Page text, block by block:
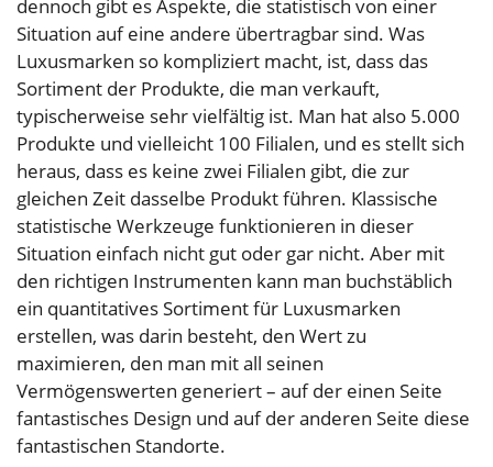
dennoch gibt es Aspekte, die statistisch von einer
Situation auf eine andere übertragbar sind. Was
Luxusmarken so kompliziert macht, ist, dass das
Sortiment der Produkte, die man verkauft,
typischerweise sehr vielfältig ist. Man hat also 5.000
Produkte und vielleicht 100 Filialen, und es stellt sich
heraus, dass es keine zwei Filialen gibt, die zur
gleichen Zeit dasselbe Produkt führen. Klassische
statistische Werkzeuge funktionieren in dieser
Situation einfach nicht gut oder gar nicht. Aber mit
den richtigen Instrumenten kann man buchstäblich
ein quantitatives Sortiment für Luxusmarken
erstellen, was darin besteht, den Wert zu
maximieren, den man mit all seinen
Vermögenswerten generiert – auf der einen Seite
fantastisches Design und auf der anderen Seite diese
fantastischen Standorte.